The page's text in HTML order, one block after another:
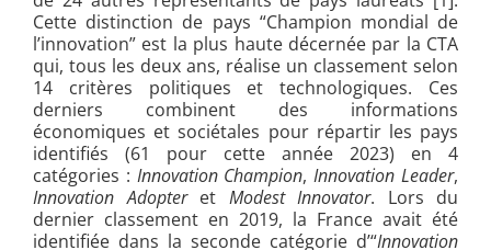
Cette distinction de pays “Champion mondial de
l’innovation” est la plus haute décernée par la CTA
qui, tous les deux ans, réalise un classement selon
14 critères politiques et technologiques. Ces
derniers combinent des informations
économiques et sociétales pour répartir les pays
identifiés (61 pour cette année 2023) en 4
catégories : Innovation Champion,Innovation Leader,
Innovation Adopteret Modest Innovator. Lors du
dernier classement en 2019, la France avait été
identifiée dans la seconde catégorie d’“Innovation